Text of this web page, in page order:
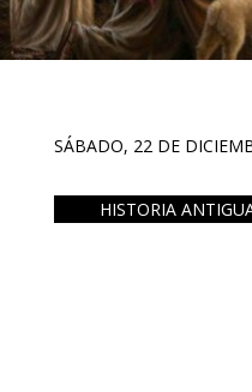
SÁBADO, 22 DE
HISTORIA